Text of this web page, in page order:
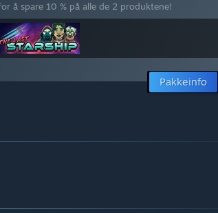
å spare 10 % på alle de 2 produktene!
Pakkeinfo